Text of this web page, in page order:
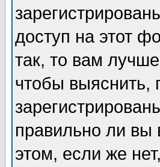
доступ на этот
так, то вам
чтобы выяснить,
правильно ли
этом, если же